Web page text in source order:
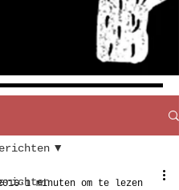
1 minuten om te lezen